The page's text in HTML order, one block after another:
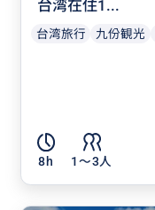
台湾在住1...
台湾旅行 九份観光
8h 1〜3人